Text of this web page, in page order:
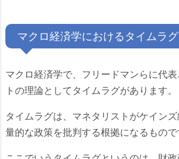
マクロ経済学におけるタイムラ
マクロ経済学で、フリードマンらに代
トの理論としてタイムラグがあります。
タイムラグは、マネタリストがケイン
量的な政策を批判する根拠になるもので